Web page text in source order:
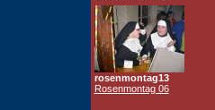
rosenmontag13
Rosenmontag 06